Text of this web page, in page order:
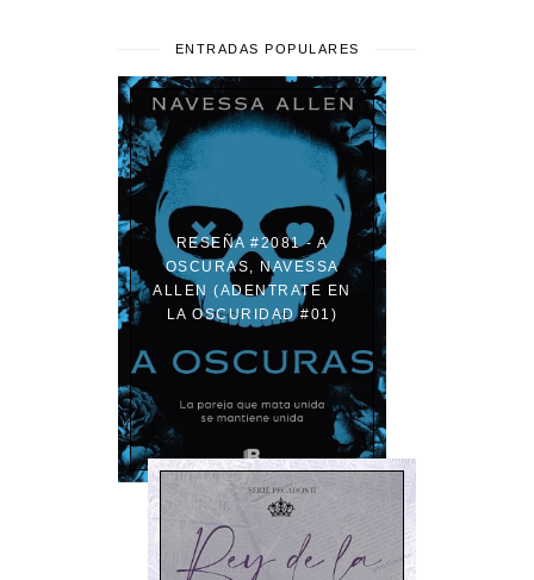
ENTRADAS POPULARES
RESEÑA #2081 - A
OSCURAS, NAVESSA
ALLEN (ADENTRATE EN
LA OSCURIDAD #01)